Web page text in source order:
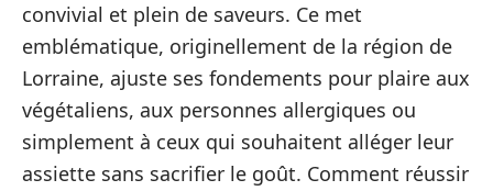
convivial et plein de saveurs. Ce met
emblématique, originellement de la région de
Lorraine, ajuste ses fondements pour plaire aux
végétaliens, aux personnes allergiques ou
simplement à ceux qui souhaitent alléger leur
assiette sans sacrifier le goût. Comment réussir